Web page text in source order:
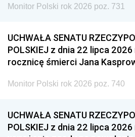
Monitor Polski rok 2026 poz. 731
UCHWAŁA SENATU
POLSKIEJ z dnia 22 lipca 2026
rocznicę śmierci Jana
Monitor Polski rok 2026 poz. 740
UCHWAŁA SENATU
POLSKIEJ z dnia 22 lipca